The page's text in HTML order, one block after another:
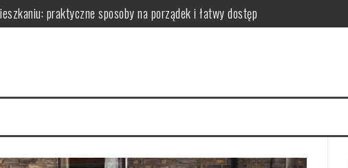
praktyczne sposoby na porządek i łatwy dostęp
wybrać i zamontować funkcjonalną przegrodę ze szkła hartowanego
dodają przestrzeni, a kiedy mogą przeszkadzać?
– praktyczne porady wyboru, montażu i aranżacji przestrzeni